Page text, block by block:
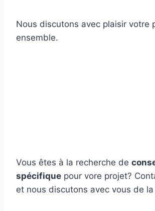
Nous discutons avec plaisir votre
ensemble.
Vous êtes à la recherche de
spécifique pour vore projet?
et nous discutons avec vous de